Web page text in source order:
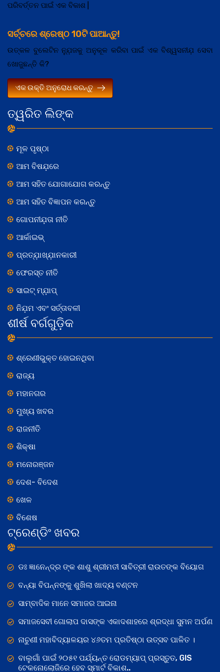
ତ୍ୱରିତ ଲିଙ୍କ
ମୂଳ ପୃଷ୍ଠା
ଆମ ବିଷଯ଼ରେ
ଆମ ସହିତ ଯୋଗାଯୋଗ କରନ୍ତୁ
ଆମ ସହିତ ବିଜ୍ଞାପନ କରନ୍ତୁ
ଗୋପନୀଯ଼ତା ନୀତି
ଆର୍କାଇଭ୍
ପ୍ରତ୍ଯ଼ାଖ୍ଯ଼ାନକାରୀ
ଫେରସ୍ତ ନୀତି
ସାଇଟ୍ ମ୍ଯ଼ାପ୍
ନିଯ଼ମ ଏବଂ ସର୍ତ୍ତାବଳୀ
ଶୀର୍ଷ ବର୍ଗଗୁଡ଼ିକ
ଶ୍ରେଣୀଭୁକ୍ତ ହୋଇନଥିବା
ରାଜ୍ୟ
ମହାନଗର
ମୁଖ୍ୟ ଖବର
ରାଜନୀତି
ଶିକ୍ଷା
ମନୋରଞ୍ଜନ
ଦେଶ- ବିଦେଶ
ଖେଳ
ବିଶେଷ
ଟ୍ରେଣ୍ଡିଂ ଖବର
ଡଃ ଜ୍ଞାନେନ୍ଦ୍ର ଙ୍କ ଶାଶୁ ଶ୍ରୀମତୀ ସାବିତ୍ରୀ ରାଉତଙ୍କ ବିୟୋଗ
ବନ୍ୟା ବିପନ୍ନଙ୍କୁ ଶୁଖିଲା ଖାଦ୍ୟ ବଣ୍ଟନ
ସାମ୍ବାଦିକ ମାନେ ସମାଜର ଆଇନା
ସମାଜସେବୀ ଗୋଲାପ ଦାସଙ୍କ ଏକାଦଶାହରେ ଶ୍ରଦ୍ଧା ସୁମନ ଅର୍ପଣ
ନାଚୁଣୀ ମହାବିଦ୍ୟାଳୟର ୪୬ତମ ପ୍ରତିଷ୍ଠା ଉତ୍ସବ ପାଳିତ ।
ବାଲୁଗାଁ ପାଇଁ ୨୦୫୧ ପର୍ଯ୍ୟନ୍ତ ରୋଡମ୍ୟାପ୍ ପ୍ରସ୍ତୁତ, GIS
ଟେକନୋଲୋଜିରେ ହେବ ସ୍ମାର୍ଟ ବିକାଶ..
ପରିବର୍ତ୍ତନ ପାଇଁ ଏକ ବିକାଶ |
ସର୍ଚ୍ଚରେ ଶ୍ରେଷ୍ଠ 10ଟି ପାଆନ୍ତୁ!
ଉତ୍କଳ ବୁଲେଟିନ ନ୍ଯ଼ୁଜକୁ ଅନୁକୂଳ କରିବା ପାଇଁ ଏକ ବିଶ୍ୱସନୀଯ଼ ସେବା
ଖୋଜୁଛନ୍ତି କି?
ଏକ ଉକ୍ତି ଅନୁରୋଧ କରନ୍ତୁ